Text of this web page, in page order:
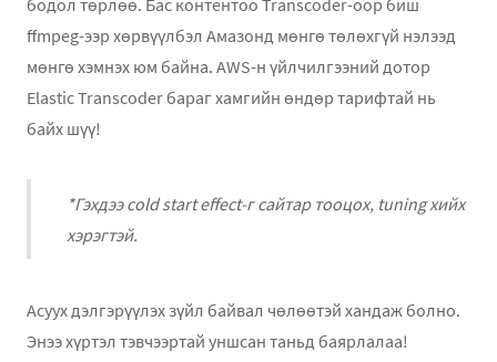
ffmpeg-ээр хөрвүүлбэл Амазонд мөнгө төлөхгүй нэлээд
мөнгө хэмнэх юм байна. AWS-н үйлчилгээний дотор
Elastic Transcoder бараг хамгийн өндөр тарифтай нь
байх шүү!
*Гэхдээ cold start effect-г сайтар тооцох, tuning хийх
хэрэгтэй.
Асуух дэлгэрүүлэх зүйл байвал чөлөөтэй хандаж болно.
Энээ хүртэл тэвчээртай уншсан таньд баярлалаа!